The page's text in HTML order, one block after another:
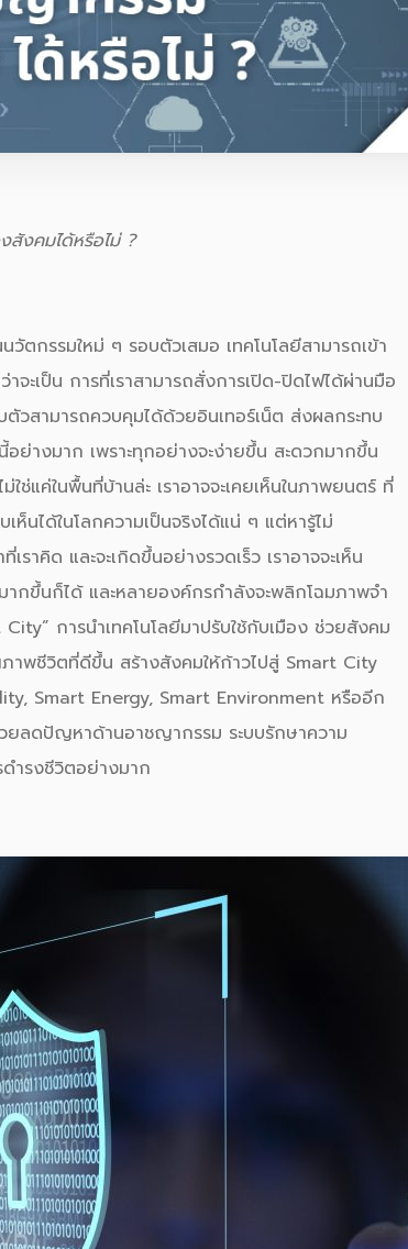
สังคมได้หรือไม่ ?
วัตกรรมใหม่ ๆ รอบตัวเสมอ เทคโนโลยีสามารถเข้า
จะเป็น การที่เราสามารถสั่งการเปิด-ปิดไฟได้ผ่านมือ
วสามารถควบคุมได้ด้วยอินเทอร์เน็ต ส่งผลกระทบ
ย่างมาก เพราะทุกอย่างจะง่ายขึ้น สะดวกมากขึ้น
ช่แค่ในพื้นที่บ้านล่ะ เราอาจจะเคยเห็นในภาพยนตร์ ที่
นได้ในโลกความเป็นจริงได้แน่ ๆ แต่หารู้ไม่
าคิด และจะเกิดขึ้นอย่างรวดเร็ว เราอาจจะเห็น
กขึ้นก็ได้ และหลายองค์กรกำลังจะพลิกโฉมภาพจำ
City” การนำเทคโนโลยีมาปรับใช้กับเมือง ช่วยสังคม
พชีวิตที่ดีขึ้น สร้างสังคมให้ก้าวไปสู่ Smart City
Smart Energy, Smart Environment หรืออีก
ยลดปัญหาด้านอาชญากรรม ระบบรักษาความ
ำรงชีวิตอย่างมาก